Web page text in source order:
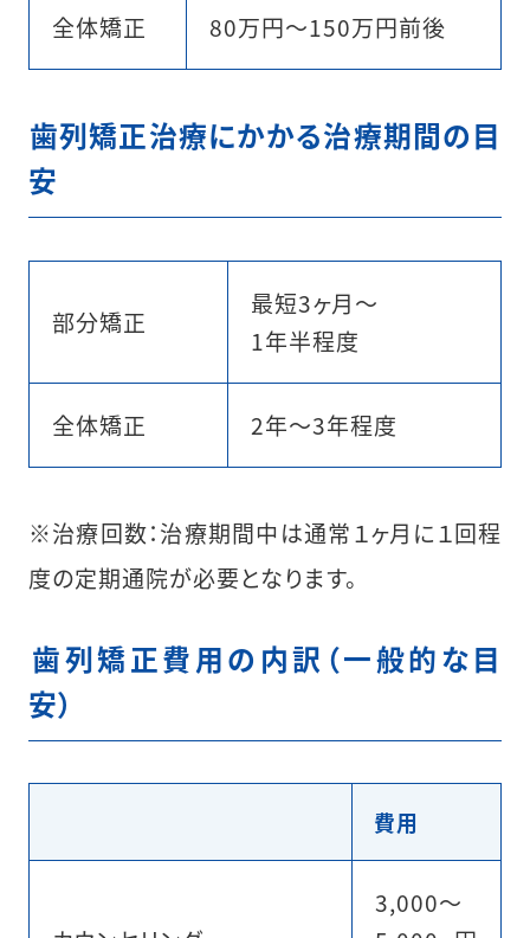
全体矯正 80万円〜150万円前後
︎歯列矯正治療にかかる治療期間の目
安
部分矯正
最短3ヶ月〜
1年半程度
全体矯正 2年〜3年程度
※治療回数：治療期間中は通常１ヶ月に１回程
度の定期通院が必要となります。
︎歯列矯正費用の内訳（一般的な目
安）
費用
3,000〜